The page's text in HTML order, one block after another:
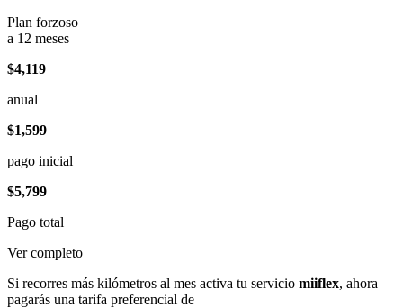
Plan forzoso
a 12 meses
$4,119
anual
$1,599
pago inicial
$5,799
Pago total
Ver completo
Si recorres más kilómetros al mes activa tu servicio miiflex, ahora
pagarás una tarifa preferencial de